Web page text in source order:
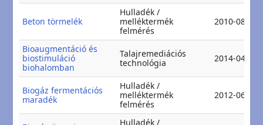
Beton törmelék
Hulladék /
melléktermék
felmérés
2010-08-13
Bioaugmentáció és
biostimuláció
biohalomban
Talajremediációs
technológia
2014-04-19
Biogáz fermentációs
maradék
Hulladék /
melléktermék
felmérés
2012-06-14
Hulladék /